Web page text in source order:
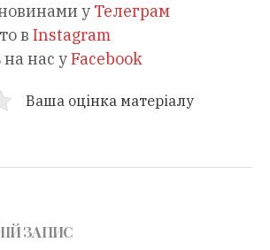
у Телеграм
в Instagram
нас уFacebook
Ваша оцінка матеріалу
ЗАПИС